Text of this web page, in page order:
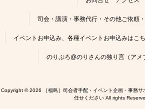
司会・講演・事務代行・その他ご依頼
イベントお申込み、各種イベントお申込みはこ
のりぷろ@のりさんの独り言（アメ
Copyright © 2026 ［福島］司会者手配・イベント企画・事務サ
任せください All rights